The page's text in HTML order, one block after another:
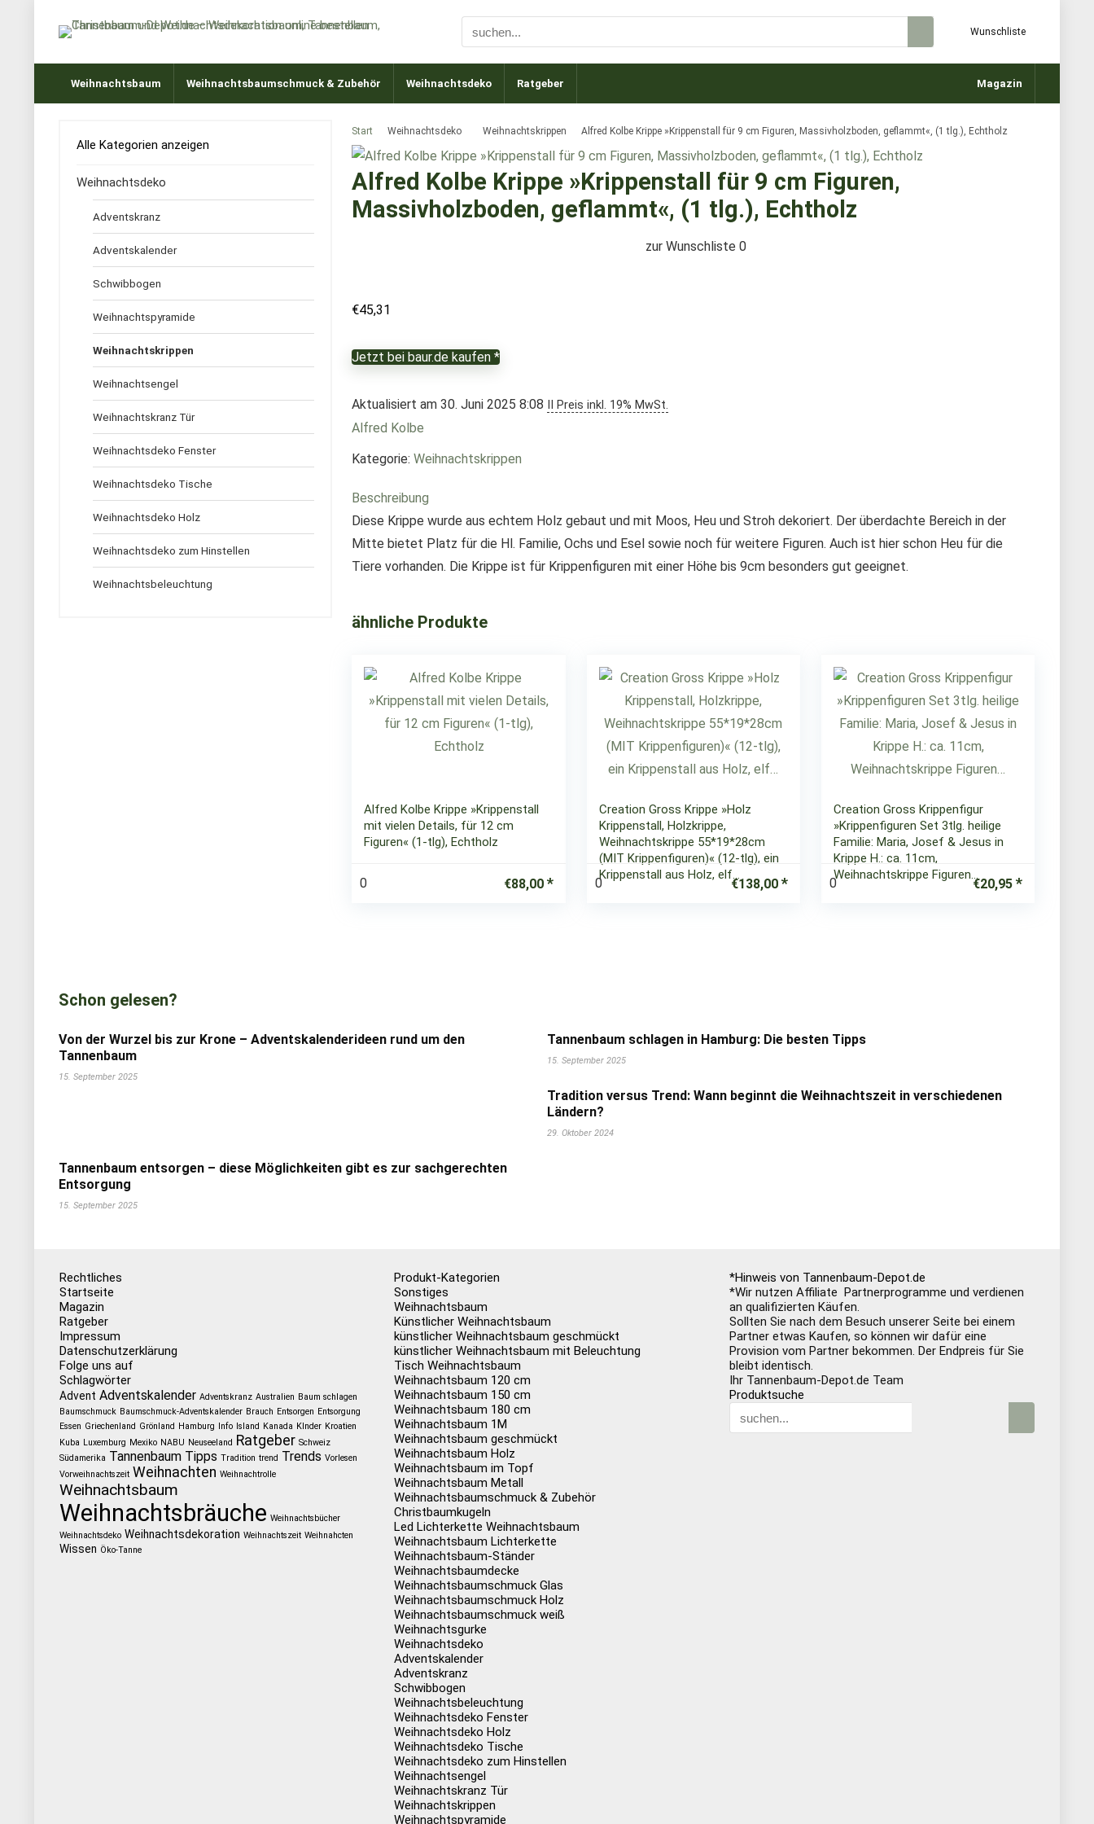
Wunschliste
Weihnachtsbaum Weihnachtsbaumschmuck & Zubehör Weihnachtsdeko Ratgeber Magazin
Start Weihnachtsdeko Weihnachtskrippen Alfred Kolbe Krippe »Krippenstall für 9 cm Figuren, Massivholzboden, geflammt«, (1 tlg.), Echtholz
Alfred Kolbe Krippe »Krippenstall für 9 cm Figuren,
Massivholzboden, geflammt«, (1 tlg.), Echtholz
zur Wunschliste 0
€45,31
Jetzt bei baur.de kaufen *
Aktualisiert am 30. Juni 2025 8:08 II Preis inkl. 19% MwSt.
Alfred Kolbe
Kategorie: Weihnachtskrippen
Beschreibung
Diese Krippe wurde aus echtem Holz gebaut und mit Moos, Heu und Stroh dekoriert. Der überdachte Bereich in der
Mitte bietet Platz für die Hl. Familie, Ochs und Esel sowie noch für weitere Figuren. Auch ist hier schon Heu für die
Tiere vorhanden. Die Krippe ist für Krippenfiguren mit einer Höhe bis 9cm besonders gut geeignet.
ähnliche Produkte
Alfred Kolbe Krippe »Krippenstall
mit vielen Details, für 12 cm
Figuren« (1-tlg), Echtholz
0 €88,00
Creation Gross Krippe »Holz
Krippenstall, Holzkrippe,
Weihnachtskrippe 55*19*28cm
(MIT Krippenfiguren)« (12-tlg), ein
Krippenstall aus Holz, elf…
0 €138,00
Creation Gross Krippenfigur
»Krippenfiguren Set 3tlg. heilige
Familie: Maria, Josef & Jesus in
Krippe H.: ca. 11cm,
Weihnachtskrippe Figuren…
0 €20,95
Alle Kategorien anzeigen
Weihnachtsdeko
Adventskranz
Adventskalender
Schwibbogen
Weihnachtspyramide
Weihnachtskrippen
Weihnachtsengel
Weihnachtskranz Tür
Weihnachtsdeko Fenster
Weihnachtsdeko Tische
Weihnachtsdeko Holz
Weihnachtsdeko zum Hinstellen
Weihnachtsbeleuchtung
Schon gelesen?
Von der Wurzel bis zur Krone – Adventskalenderideen rund um den
Tannenbaum
15. September 2025
Tannenbaum schlagen in Hamburg: Die besten Tipps
15. September 2025
Tradition versus Trend: Wann beginnt die Weihnachtszeit in verschiedenen
Ländern?
29. Oktober 2024
Tannenbaum entsorgen – diese Möglichkeiten gibt es zur sachgerechten
Entsorgung
15. September 2025
Rechtliches
Startseite
Magazin
Ratgeber
Impressum
Datenschutzerklärung
Folge uns auf
Schlagwörter
Advent Adventskalender Adventskranz Australien Baum schlagen
Baumschmuck Baumschmuck-Adventskalender Brauch Entsorgen Entsorgung
Essen Griechenland Grönland Hamburg Info Island Kanada KInder Kroatien
Kuba Luxemburg Mexiko NABU Neuseeland Ratgeber Schweiz
Südamerika Tannenbaum Tipps Tradition trend Trends Vorlesen
Vorweihnachtszeit Weihnachten Weihnachtrolle
Weihnachtsbaum
Weihnachtsbräuche Weihnachtsbücher
Weihnachtsdeko Weihnachtsdekoration Weihnachtszeit Weihnahcten
Wissen Öko-Tanne
Produkt-Kategorien
Sonstiges
Weihnachtsbaum
Künstlicher Weihnachtsbaum
künstlicher Weihnachtsbaum geschmückt
künstlicher Weihnachtsbaum mit Beleuchtung
Tisch Weihnachtsbaum
Weihnachtsbaum 120 cm
Weihnachtsbaum 150 cm
Weihnachtsbaum 180 cm
Weihnachtsbaum 1M
Weihnachtsbaum geschmückt
Weihnachtsbaum Holz
Weihnachtsbaum im Topf
Weihnachtsbaum Metall
Weihnachtsbaumschmuck & Zubehör
Christbaumkugeln
Led Lichterkette Weihnachtsbaum
Weihnachtsbaum Lichterkette
Weihnachtsbaum-Ständer
Weihnachtsbaumdecke
Weihnachtsbaumschmuck Glas
Weihnachtsbaumschmuck Holz
Weihnachtsbaumschmuck weiß
Weihnachtsgurke
Weihnachtsdeko
Adventskalender
Adventskranz
Schwibbogen
Weihnachtsbeleuchtung
Weihnachtsdeko Fenster
Weihnachtsdeko Holz
Weihnachtsdeko Tische
Weihnachtsdeko zum Hinstellen
Weihnachtsengel
Weihnachtskranz Tür
Weihnachtskrippen
Weihnachtspyramide
*Hinweis von Tannenbaum-Depot.de
*Wir nutzen Affiliate Partnerprogramme und verdienen
an qualifizierten Käufen.
Sollten Sie nach dem Besuch unserer Seite bei einem
Partner etwas Kaufen, so können wir dafür eine
Provision vom Partner bekommen. Der Endpreis für Sie
bleibt identisch.
Ihr Tannenbaum-Depot.de Team
Produktsuche